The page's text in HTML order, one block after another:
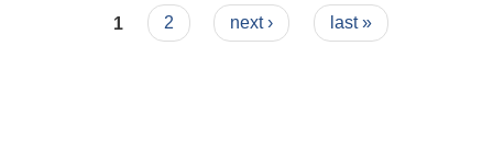
Pages
1 2 next › last »